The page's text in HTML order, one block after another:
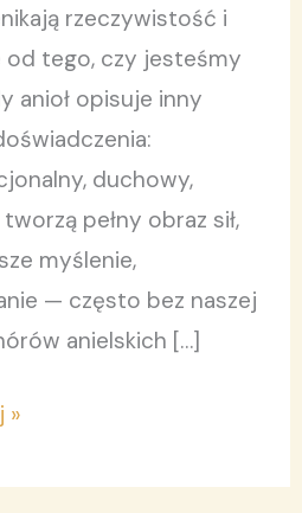
rzeczywistość i
od tego, czy jesteśmy
anioł opisuje inny
duchowy,
pełny obraz sił,
myślenie,
— często bez naszej
anielskich […]
»